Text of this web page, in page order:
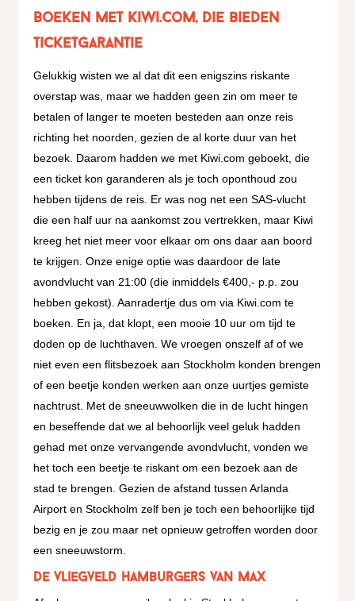
Boeken met Kiwi.com, die bieden
ticketgarantie
Gelukkig wisten we al dat dit een enigszins riskante
overstap was, maar we hadden geen zin om meer te
betalen of langer te moeten besteden aan onze reis
richting het noorden, gezien de al korte duur van het
bezoek. Daarom hadden we met Kiwi.com geboekt, die
een ticket kon garanderen als je toch oponthoud zou
hebben tijdens de reis. Er was nog net een SAS-vlucht
die een half uur na aankomst zou vertrekken, maar Kiwi
kreeg het niet meer voor elkaar om ons daar aan boord
te krijgen. Onze enige optie was daardoor de late
avondvlucht van 21:00 (die inmiddels €400,- p.p. zou
hebben gekost). Aanradertje dus om via Kiwi.com te
boeken. En ja, dat klopt, een mooie 10 uur om tijd te
doden op de luchthaven. We vroegen onszelf af of we
niet even een flitsbezoek aan Stockholm konden brengen
of een beetje konden werken aan onze uurtjes gemiste
nachtrust. Met de sneeuwwolken die in de lucht hingen
en beseffende dat we al behoorlijk veel geluk hadden
gehad met onze vervangende avondvlucht, vonden we
het toch een beetje te riskant om een bezoek aan de
stad te brengen. Gezien de afstand tussen Arlanda
Airport en Stockholm zelf ben je toch een behoorlijke tijd
bezig en je zou maar net opnieuw getroffen worden door
een sneeuwstorm.
De vliegveld hamburgers van mAx